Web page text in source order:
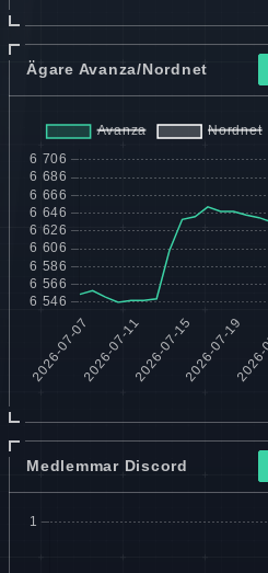
Ägare Avanza/Nordnet
Medlemmar Discord